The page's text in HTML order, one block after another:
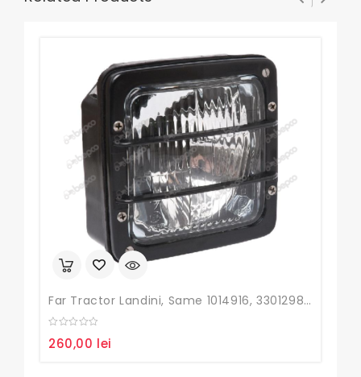
Far Tractor Landini, Same 1014916, 3301298M91
out
260,00 lei